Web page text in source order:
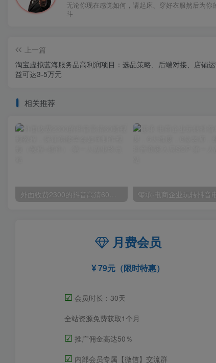
无论你现在感觉如何，请起床、穿好衣服然后为你
斗
上一篇
淘宝虚拟蓝海服务品高利润项目：选品策略、后端对接、店铺
益可达3-5万元
相关推荐
外面收费2300的抖音高清60帧视频教程，保证你能学会如何制作视频（教程+插件）
月费会员
79元（限时特惠）
☑ 会员时长：30天
全站资源免费获取1个月
☑ 推广佣金高达50％
☑ 内部会员专属【微信】交流群